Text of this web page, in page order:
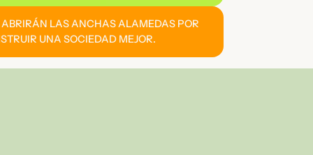
LAS ANCHAS ALAMEDAS POR
UNA SOCIEDAD MEJOR.